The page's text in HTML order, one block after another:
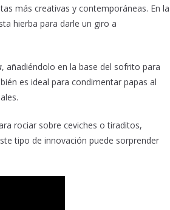
más creativas y contemporáneas. En la
hierba para darle un giro a
, añadiéndolo en la base del sofrito para
es ideal para condimentar papas al
rociar sobre ceviches o tiraditos,
tipo de innovación puede sorprender